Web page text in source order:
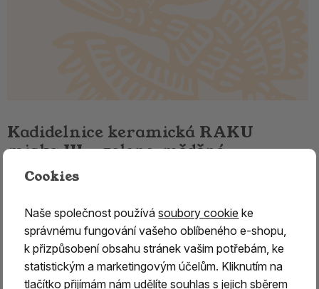
Kadidelnice keramická RAKU
miska III. - zeleno-měděná
Keramická RAKU kadidelnice – ručně vyráběná
KeramickáRAKU kadidelnice je určena pro tradiční
vykuřování pryskyřic, bylin a vykuřovacích směsí.
Díky poctivému řemeslnému zpracování astarobylé
technologii RAKUpředstavuje nejen praktickou pomůcku
Cookies
Naše společnost používásoubory cookie ke
správnému fungování vašeho oblíbeného e-shopu,
k přizpůsobení obsahu stránek vašim potřebám, ke
statistickým a marketingovým účelům. Kliknutím na
tlačítko přijímám nám udělíte souhlas s jejich sběrem